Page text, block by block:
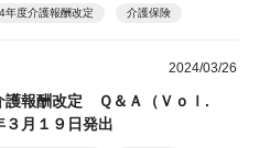
年度介護報酬改定 介護保険
2024/03/26
護報酬改定 Ｑ＆Ａ（Ｖｏｌ.
３月１９日発出